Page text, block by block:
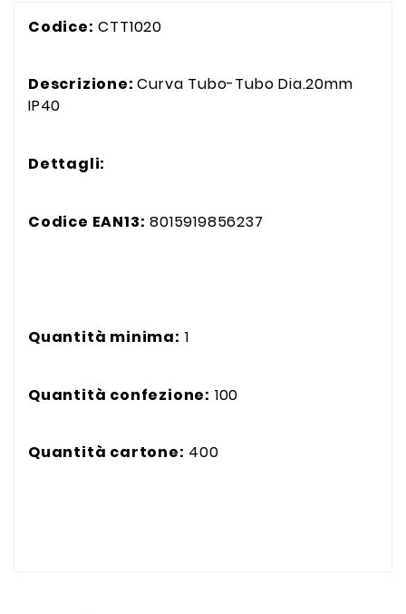
Codice: CTT1020
Descrizione: Curva Tubo-Tubo Dia.20mm
IP40
Dettagli:
Codice EAN13: 8015919856237
Quantità minima: 1
Quantità confezione: 100
Quantità cartone: 400